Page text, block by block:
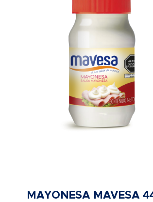
MAYONESA MAVESA